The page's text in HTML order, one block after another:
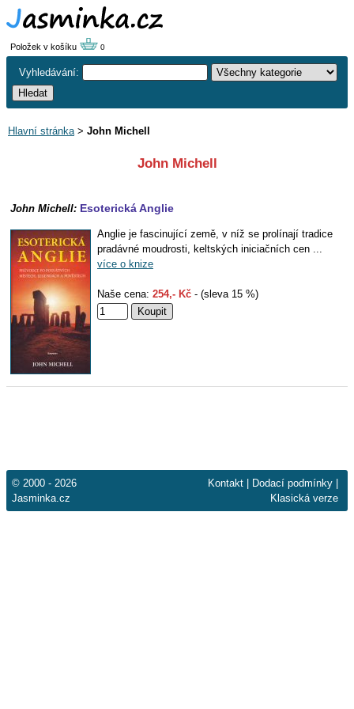
Položek v košíku 0
Vyhledávání:
Hlavní stránka> John Michell
John Michell
John Michell: Esoterická Anglie
Anglie je fascinující země, v níž se prolínají tradice
pradávné moudrosti, keltských iniciačních cen ...
více o knize
Naše cena: 254,- Kč - (sleva 15 %)
© 2000 - 2026
Jasminka.cz
Kontakt Dodací podmínky